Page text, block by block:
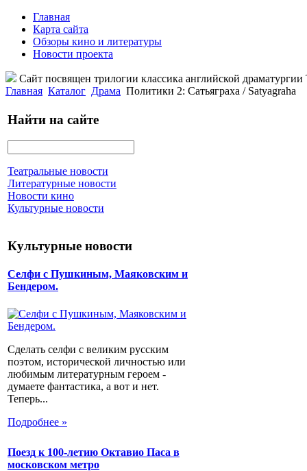
Главная
Карта сайта
Обзоры кино и литературы
Новости проекта
Сайт посвящен трилогии классика английской
Главная Каталог Драма Политики 2: Сатьяграха / Satyagraha
Найти на сайте
Театральные новости
Литературные новости
Новости кино
Культурные новости
Культурные новости
Селфи с Пушкиным, Маяковским и
Бендером.
Сделать селфи с великим русским
поэтом, исторической личностью или
любимым литературным героем -
думаете фантастика, а вот и нет.
Теперь...
Подробнее »
Поезд к 100-летию Октавио Паса в
московском метро